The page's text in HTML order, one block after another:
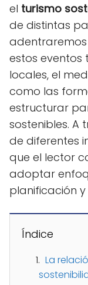
el turismo
de distintas
estos eventos
locales, el
como las
estructurar
sostenibles. A
de diferentes
que el lector
adoptar
planificación
Índice
La